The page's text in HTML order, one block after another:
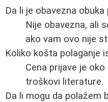
Da li je obavezna obuka
Nije obavezna, ali
ako vam ovo nije
Koliko košta polaganje
Cena prijave je oko
troškovi literature.
Da li mogu da polažem